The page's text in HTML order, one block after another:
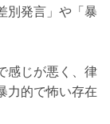
別発言」や「暴
感じが悪く、律
力的で怖い存在